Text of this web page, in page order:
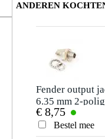
Je naam
Je beoordeling
Schreef het volgende
ANDEREN
Fender output
6.35 mm 2-polig
€ 8,75
Bestel mee